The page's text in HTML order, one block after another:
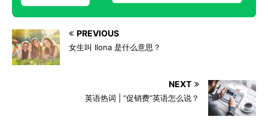
PREVIOUS
女生叫 Ilona 是什么意思？
NEXT
英语热词 | “促销费”英语怎么说？